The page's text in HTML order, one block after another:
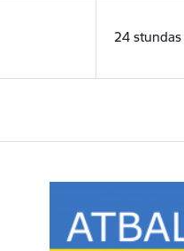
24 stundas